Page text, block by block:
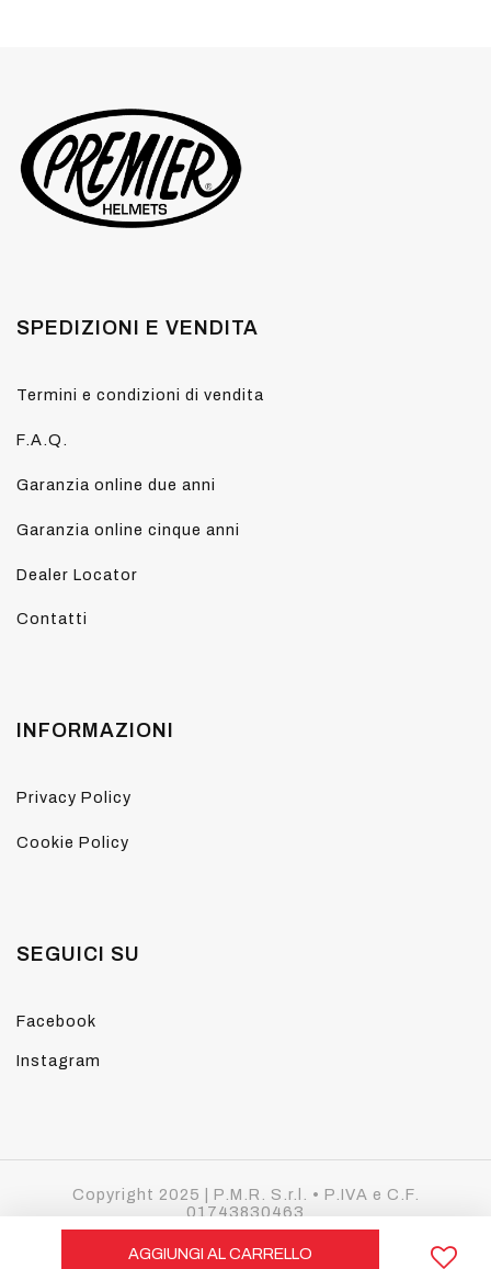
AGGIUNGI AL CARRELLO
SPEDIZIONI E VENDITA
Termini e condizioni di vendita
F.A.Q.
Garanzia online due anni
Garanzia online cinque anni
Dealer Locator
Contatti
INFORMAZIONI
Privacy Policy
Cookie Policy
SEGUICI SU
Facebook
Instagram
Copyright 2025 | P.M.R. S.r.l. • P.IVA e C.F.
01743830463
PEC:p.m.r.srl@pec.it• REA LU - 168078